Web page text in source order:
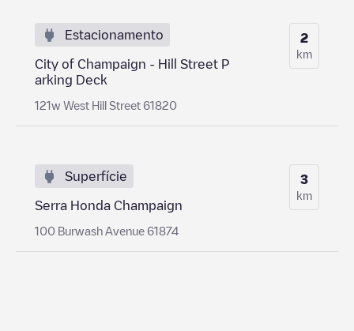
Estacionamento
City of Champaign - Hill Street P
arking Deck
121w West Hill Street 61820
2
km
Superfície
Serra Honda Champaign
100 Burwash Avenue 61874
3
km